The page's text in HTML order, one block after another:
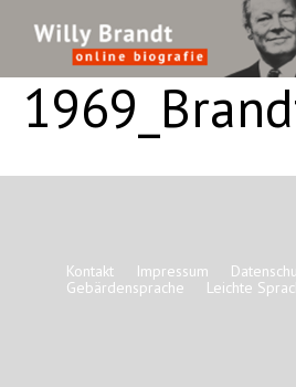
Kontakt Impressum
Gebärdensprache
Leichte